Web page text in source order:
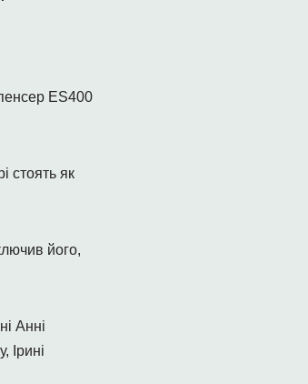
ES400
стоять як
його,
Анні
Ірині